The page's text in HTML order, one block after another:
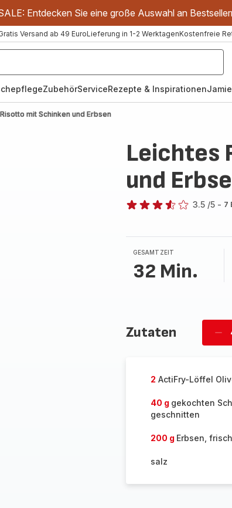
Entdecken Sie eine große Auswahl an
Versand ab 49 EuroLieferung in 1-2 WerktagenKostenfreie
ZubehörServiceRezepte & Inspirationen
mit Schinken und Erbsen
Leichtes
und
3.5 /5 - 7
GESAMTZEIT
32 Min.
Zutaten
2 ActiFry-Löffel
40 g gekochten
geschnitten
200 g Erbsen,
salz